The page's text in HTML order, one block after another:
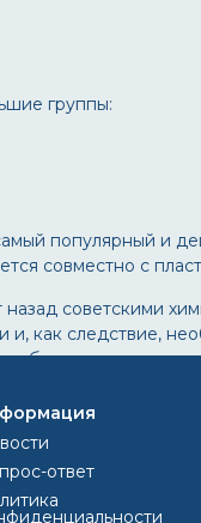
группы:
популярный и
совместно с
советскими
и, как следствие,
бетона,
время был
назад был создан
ответ